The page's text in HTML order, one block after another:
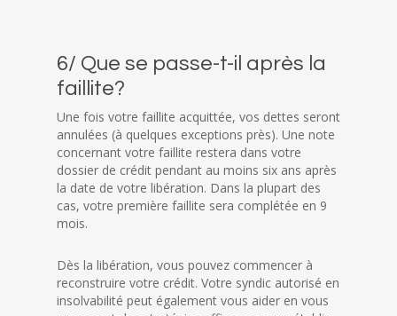
6/ Que se passe-t-il après la
faillite?
Une fois votre faillite acquittée, vos dettes seront
annulées (à quelques exceptions près). Une note
concernant votre faillite restera dans votre
dossier de crédit pendant au moins six ans après
la date de votre libération. Dans la plupart des
cas, votre première faillite sera complétée en 9
mois.
Dès la libération, vous pouvez commencer à
reconstruire votre crédit. Votre syndic autorisé en
insolvabilité peut également vous aider en vous